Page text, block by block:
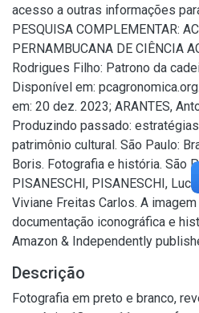
acesso a outras informações
PESQUISA COMPLEMENTAR:
PERNAMBUCANA DE CIÊNCIA
Rodrigues Filho: Patrono da
Disponível em:
em: 20 dez. 2023; ARANTES,
Produzindo passado:
patrimônio cultural. São Paulo:
Boris. Fotografia e história. São
PISANESCHI, PISANESCHI,
Viviane Freitas Carlos. A
documentação iconográfica e
Amazon & Independently
Descrição
Fotografia em preto e branco,